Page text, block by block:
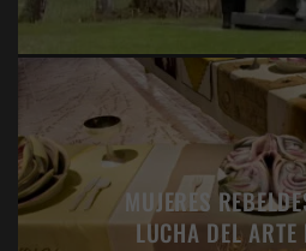
MUJERES
LUCHA DEL ARTE